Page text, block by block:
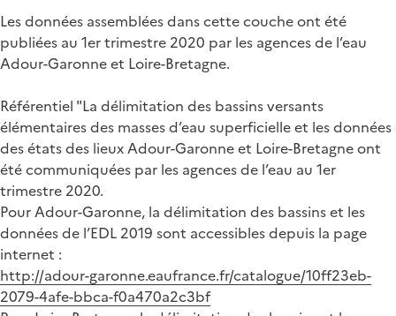
Les données assemblées dans cette couche ont été
publiées au 1er trimestre 2020 par les agences de l’eau
Adour-Garonne et Loire-Bretagne.
Référentiel "La délimitation des bassins versants
élémentaires des masses d’eau superficielle et les données
des états des lieux Adour-Garonne et Loire-Bretagne ont
été communiquées par les agences de l’eau au 1er
trimestre 2020.
Pour Adour-Garonne, la délimitation des bassins et les
données de l’EDL 2019 sont accessibles depuis la page
internet :
http://adour-garonne.eaufrance.fr/catalogue/10ff23eb-
2079-4afe-bbca-f0a470a2c3bf